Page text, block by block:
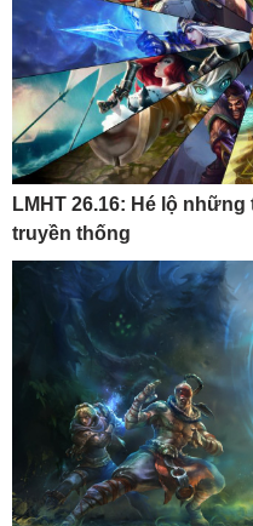
LMHT 26.16: Hé lộ
truyền thống